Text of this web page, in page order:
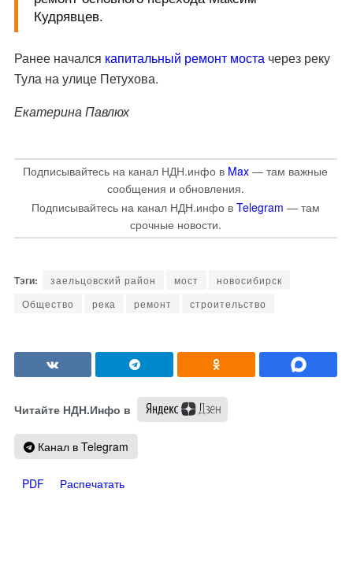
Кудрявцев.
Ранее начался капитальный ремонт мостачерез реку
Тула на улице Петухова.
Екатерина Павлюх
Подписывайтесь на канал НДН.инфо в Max — там важные
сообщения и обновления.
Подписывайтесь на канал НДН.инфо в Telegram — там
срочные новости.
заельцовский район мост
новосибирск
Общество
река ремонт строительство
Читайте НДН.Инфо в
Канал в Telegram
PDF Распечатать